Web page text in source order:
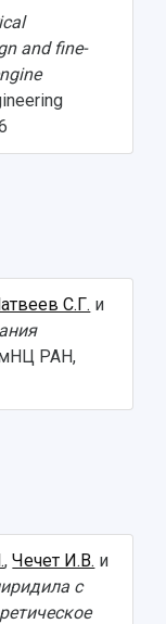
and fine-
С.Г. и
РАН,
,Чечет И.В. и
с